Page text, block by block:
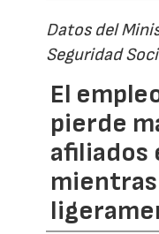
Datos del
Seguridad
El
pierde
afiliados